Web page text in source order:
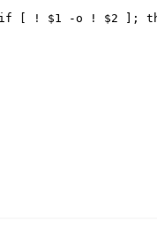
if [ ! $1 -o ! $2 ];